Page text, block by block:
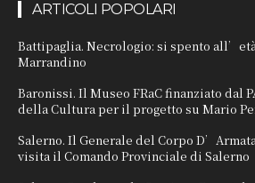
ARTICOLI POPOLARI
Battipaglia. Necrologio: si spento
Marrandino
Baronissi. Il Museo FRaC finanziato dal
della Cultura per il progetto su Mario
Salerno. Il Generale del Corpo
visita il Comando Provinciale di Salerno